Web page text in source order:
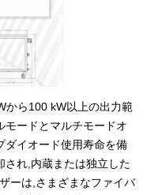
から100 kW以上の出力範
モードとマルチモードオ
ダイオード使用寿命を備
され,内蔵または独立した
ーは,さまざまなファイバ